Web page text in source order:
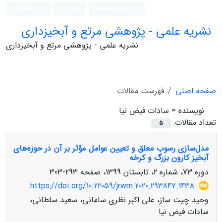
نشریه علمی - پژوهشی مرتع و آبخیزداری
نشریه علمی - پژوهشی مرتع و آبخیزداری
صفحه اصلی
فهرست مقالات
نویسنده = سادات فیض نیا
تعداد مقالات:
5
مدل‌سازی رسوب معلق و تعیین عوامل مؤثر بر آن در حوزه‌های
آبخیز کارون بزرگ و کرخه
دوره 73، شماره 2، تابستان 1399، صفحه
293-303
https://doi.org/10.22059/jrwm.2020.293847.1438
وحید چیت ساز، علی اکبر نظری سامانی، سعید سلطانی،
سادات فیض نیا